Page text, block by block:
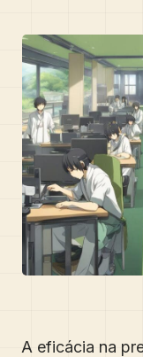
A eficácia na